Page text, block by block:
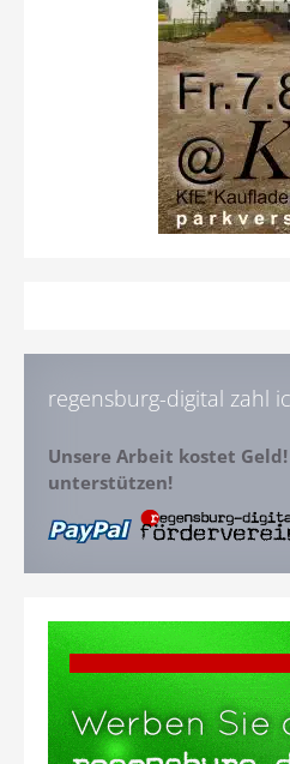
regensburg-digital zahl
Unsere Arbeit kostet
unterstützen!